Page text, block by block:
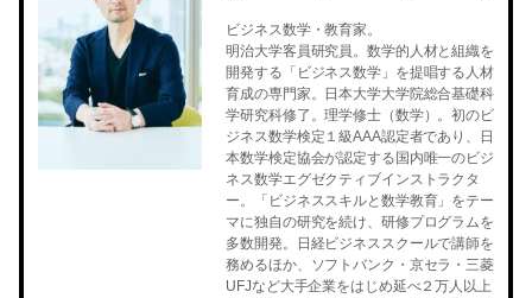
ビジネス数学・教育家。
明治大学客員研究員。数学的人材と組織を
開発する「ビジネス数学」を提唱する人材
育成の専門家。日本大学大学院総合基礎科
学研究科修了。理学修士（数学）。初のビ
ジネス数学検定１級AAA認定者であり、日
本数学検定協会が認定する国内唯一のビジ
ネス数学エグゼクティブインストラクタ
ー。「ビジネススキルと数学教育」をテー
マに独自の研究を続け、研修プログラムを
多数開発。日経ビジネススクールで講師を
務めるほか、ソフトバンク・京セラ・三菱
UFJなど大手企業をはじめ延べ２万人以上